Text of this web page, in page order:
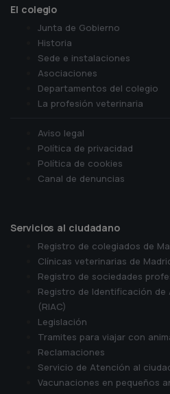
El colegio
Junta de Gobierno
Historia
Sede e instalaciones
Asociaciones
Departamentos del colegio
La profesión veterinaria
Aviso legal
Política de privacidad
Política de cookies
Canal de denuncias
Servicios al ciudadano
Registro de colegiados de
Clínicas veterinarias de
Registro de sociedades
Registro de Identificación de
(RIAC)
Legislación
Tramites para viajar con
Reclamaciones
Servicio de Atención al
Vacunaciones en pequeños